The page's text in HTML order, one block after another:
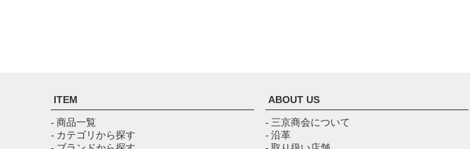
ITEM
- 商品一覧
- カテゴリから探す
ABOUT US
- 三京商会について
- 沿革